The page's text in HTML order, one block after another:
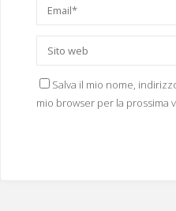
Salva il mio nome,
mio browser per la prossima